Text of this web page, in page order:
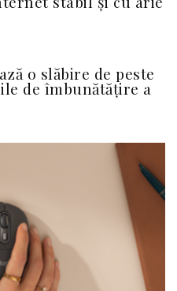
o slăbire de peste
de îmbunătățire a